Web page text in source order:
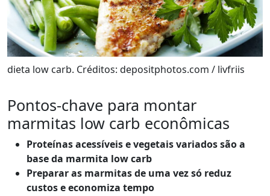
dieta low carb. Créditos: depositphotos.com / livfriis
Pontos-chave para montar
marmitas low carb econômicas
Proteínas acessíveis e vegetais variados são a
base da marmita low carb
Preparar as marmitas de uma vez só reduz
custos e economiza tempo